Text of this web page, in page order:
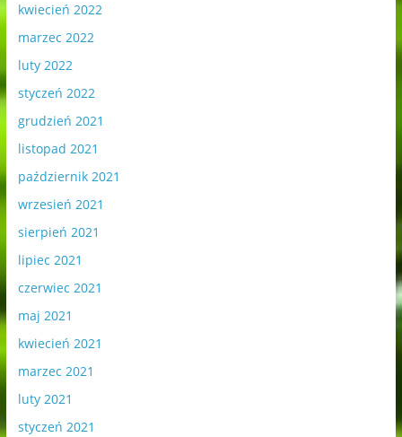
kwiecień 2022
marzec 2022
luty 2022
styczeń 2022
grudzień 2021
listopad 2021
październik 2021
wrzesień 2021
sierpień 2021
lipiec 2021
czerwiec 2021
maj 2021
kwiecień 2021
marzec 2021
luty 2021
styczeń 2021